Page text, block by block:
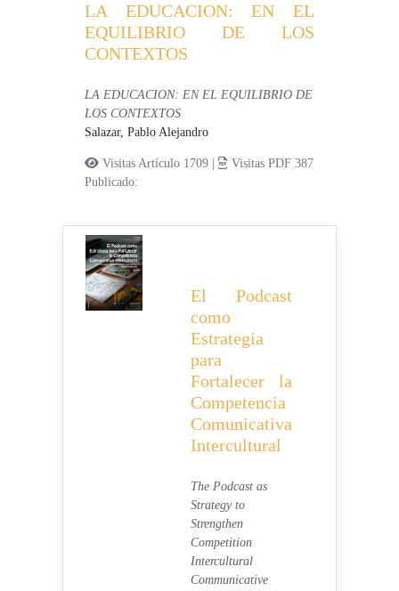
LA EDUCACION: EN EL
EQUILIBRIO DE LOS
CONTEXTOS
LA EDUCACION: EN EL EQUILIBRIO DE
LOS CONTEXTOS
Salazar, Pablo Alejandro
Visitas Artículo 1709 |
Visitas PDF 387
Publicado:
El Podcast
como
Estrategia
para
Fortalecer la
Competencia
Comunicativa
Intercultural
The Podcast as
Strategy to
Strengthen
Competition
Intercultural
Communicative